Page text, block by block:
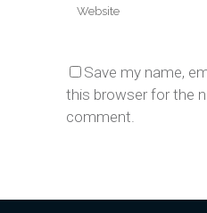
Save my name,
this browser for the
comment.